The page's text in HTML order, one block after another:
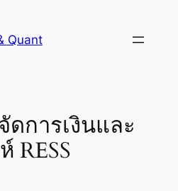
Quant
การเงินและ
RESS